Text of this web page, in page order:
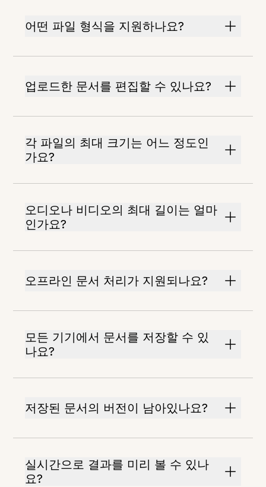
어떤 파일 형식을 지원하나요?
업로드한 문서를 편집할 수 있나요?
각 파일의 최대 크기는 어느 정도인
가요?
오디오나 비디오의 최대 길이는 얼마
인가요?
오프라인 문서 처리가 지원되나요?
모든 기기에서 문서를 저장할 수 있
나요?
저장된 문서의 버전이 남아있나요?
실시간으로 결과를 미리 볼 수 있나
요?